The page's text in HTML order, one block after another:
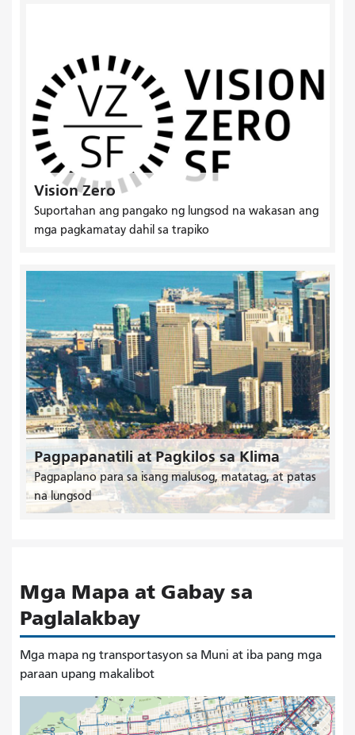
Vision Zero
Suportahan ang pangako ng lungsod na wakasan ang
mga pagkamatay dahil sa trapiko
Pagpapanatili at Pagkilos sa Klima
Pagpaplano para sa isang malusog, matatag, at patas
na lungsod
Mga Mapa at Gabay sa
Paglalakbay
Mga mapa ng transportasyon sa Muni at iba pang mga
paraan upang makalibot